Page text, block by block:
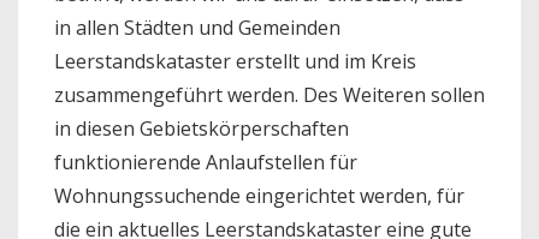
in allen Städten und Gemeinden
Leerstandskataster erstellt und im Kreis
zusammengeführt werden. Des Weiteren sollen
in diesen Gebietskörperschaften
funktionierende Anlaufstellen für
Wohnungssuchende eingerichtet werden, für
die ein aktuelles Leerstandskataster eine gute